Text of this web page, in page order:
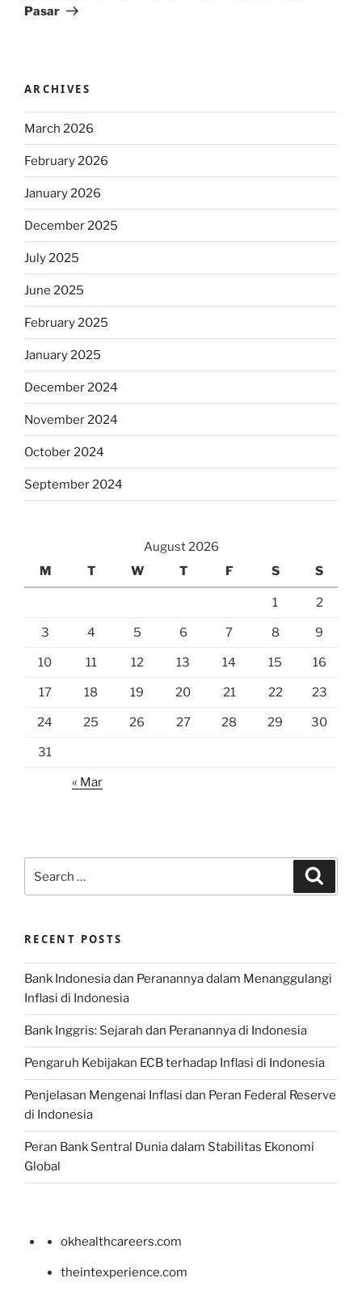
Pasar
ARCHIVES
March 2026
February 2026
January 2026
December 2025
July 2025
June 2025
February 2025
January 2025
December 2024
November 2024
October 2024
September 2024
August 2026
M
T W T F S S
1 2
3 4 5 6 7 8 9
10 11 12 13 14 15 16
17 18 19 20 21 22 23
24 25 26 27 28 29 30
31
« Mar
for:
RECENT POSTS
Bank Indonesia dan Peranannya dalam Menanggulangi
Inflasi di Indonesia
Bank Inggris: Sejarah dan Peranannya di Indonesia
Pengaruh Kebijakan ECB terhadap Inflasi di Indonesia
Penjelasan Mengenai Inflasi dan Peran Federal Reserve
di Indonesia
Peran Bank Sentral Dunia dalam Stabilitas Ekonomi
Global
okhealthcareers.com
theintexperience.com